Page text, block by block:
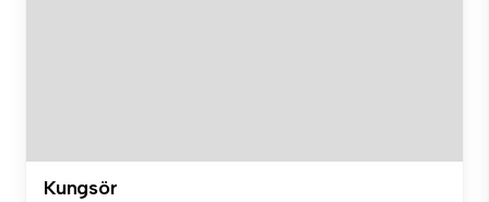
Kungsör